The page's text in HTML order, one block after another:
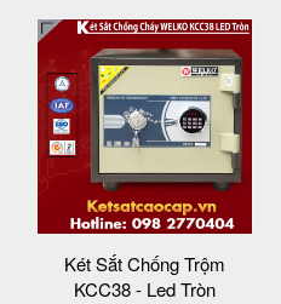
Két Sắt Chống Trộm
KCC38 - Led Tròn